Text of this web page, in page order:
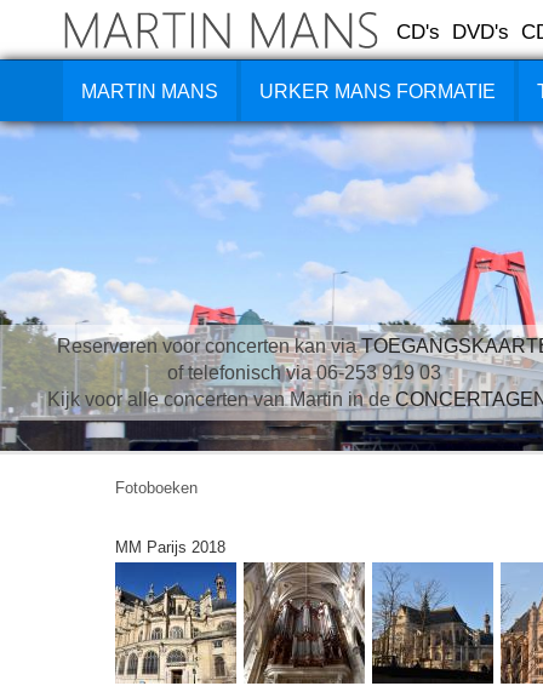
CD's DVD's
MARTIN MANS URKER MANS FORMATIE
Reserveren voor concerten kan via
of telefonisch via 06-253 919 03
Kijk voor alle concerten van Martin in de
Fotoboeken
MM Parijs 2018